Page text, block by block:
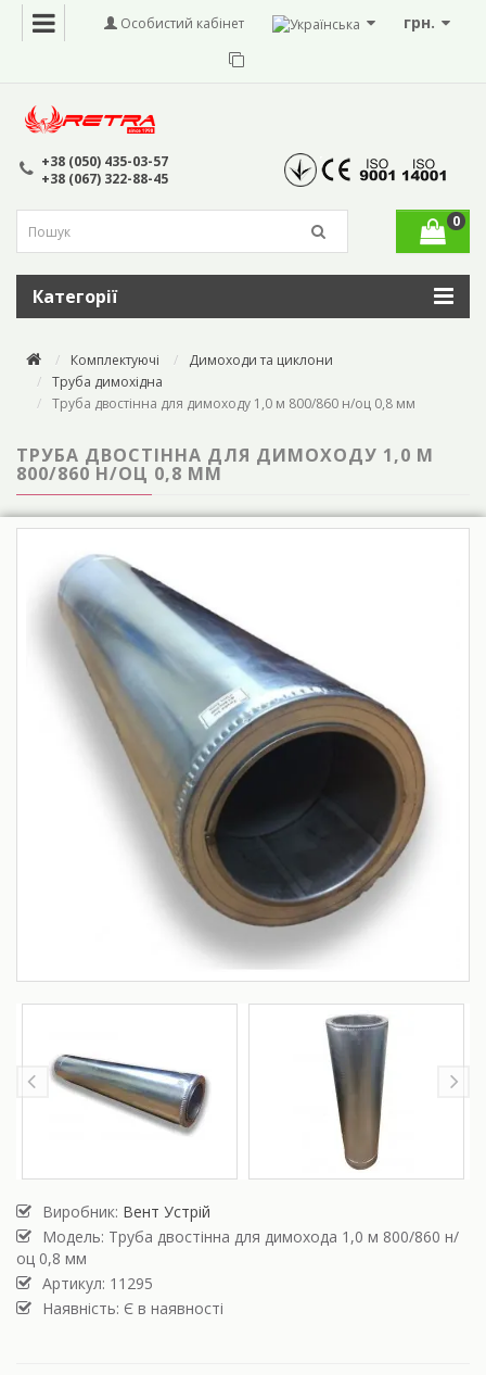
грн.
Особистий кабінет
+38 (050) 435-03-57
+38 (067) 322-88-45
0
Категорії
Комплектуючі
Димоходи та циклони
Труба димохідна
Труба двостінна для димоходу 1,0 м 800/860 н/оц 0,8 мм
ТРУБА ДВОСТІННА ДЛЯ ДИМОХОДУ 1,0 М
800/860 Н/ОЦ 0,8 ММ
Виробник: Вент Устрій
Модель: Труба двостінна для димохода 1,0 м 800/860 н/
оц 0,8 мм
Артикул: 11295
Наявність: Є в наявності